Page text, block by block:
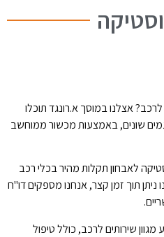
אצלנו במוסך א.רונגד תוכלו
שונים, באמצעות מכשור ממוחשב
לאבחון תקלות מהיר בכלי רכב
ניתן תוך זמן קצר, אנחנו מספקים דו"ח
פעיל משנת 1966 ומציע מגוון שירותים לרכב, כולל טיפול